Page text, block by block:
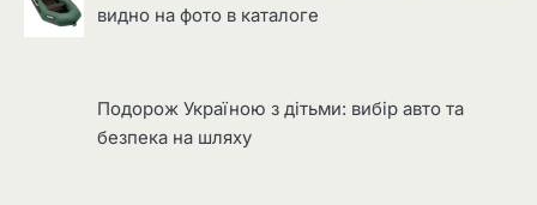
видно на фото в каталоге
Подорож Україною з дітьми: вибір авто та
безпека на шляху